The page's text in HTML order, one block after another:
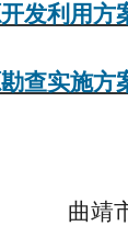
发利用方
查实施方
曲靖市